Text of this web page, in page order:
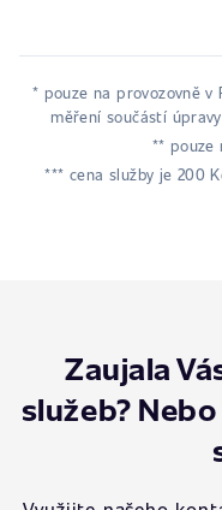
* pouze na provozovně
měření součástí
** pouze
*** cena služby je 200
Zaujala
služeb?